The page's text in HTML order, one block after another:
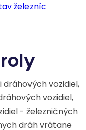
železníc
vozidiel,
vozidiel,
- železničných
dráh vrátane